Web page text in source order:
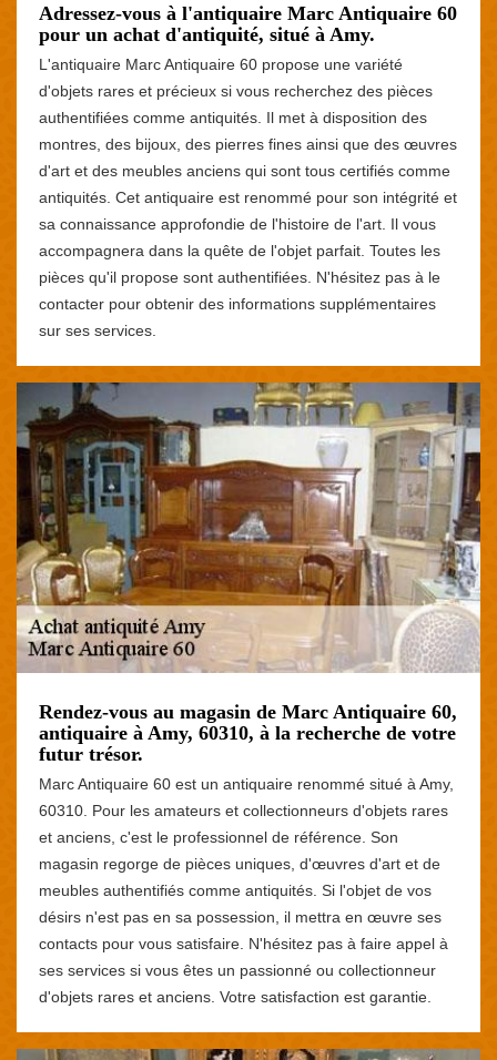
Adressez-vous à l'antiquaire Marc Antiquaire 60
pour un achat d'antiquité, situé à Amy.
L'antiquaire Marc Antiquaire 60 propose une variété
d'objets rares et précieux si vous recherchez des pièces
authentifiées comme antiquités. Il met à disposition des
montres, des bijoux, des pierres fines ainsi que des œuvres
d'art et des meubles anciens qui sont tous certifiés comme
antiquités. Cet antiquaire est renommé pour son intégrité et
sa connaissance approfondie de l'histoire de l'art. Il vous
accompagnera dans la quête de l'objet parfait. Toutes les
pièces qu'il propose sont authentifiées. N'hésitez pas à le
contacter pour obtenir des informations supplémentaires
sur ses services.
Rendez-vous au magasin de Marc Antiquaire 60,
antiquaire à Amy, 60310, à la recherche de votre
futur trésor.
Marc Antiquaire 60 est un antiquaire renommé situé à Amy,
60310. Pour les amateurs et collectionneurs d'objets rares
et anciens, c'est le professionnel de référence. Son
magasin regorge de pièces uniques, d'œuvres d'art et de
meubles authentifiés comme antiquités. Si l'objet de vos
désirs n'est pas en sa possession, il mettra en œuvre ses
contacts pour vous satisfaire. N'hésitez pas à faire appel à
ses services si vous êtes un passionné ou collectionneur
d'objets rares et anciens. Votre satisfaction est garantie.